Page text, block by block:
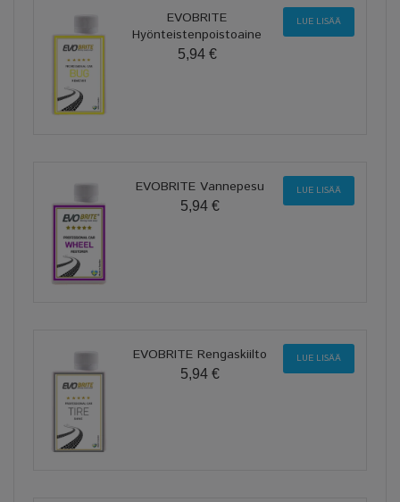
EVOBRITE
Hyönteistenpoistoaine
5,94 €
LUE LISÄÄ
EVOBRITE Vannepesu
5,94 €
LUE LISÄÄ
EVOBRITE Rengaskiilto
5,94 €
LUE LISÄÄ